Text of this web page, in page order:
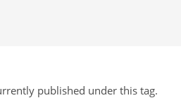
published under this tag.